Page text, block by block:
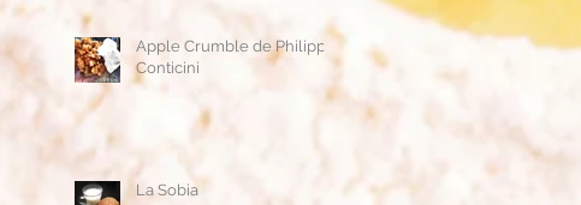
Apple Crumble de Philippe
Conticini
La Sobia